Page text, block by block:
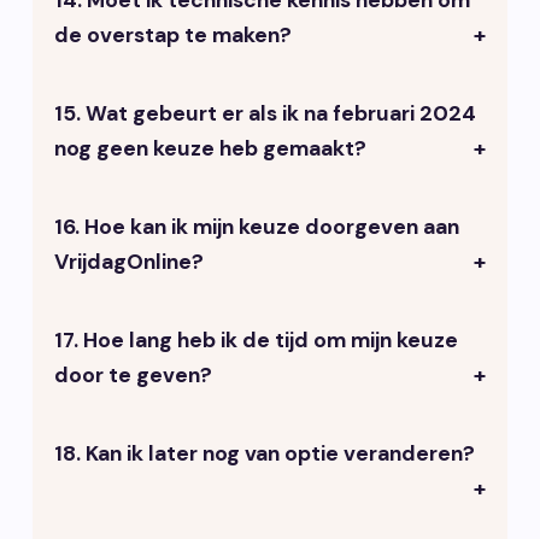
e-mails die automatisch via de
verzonden.
de overstap te maken?
Nee, als je voor de centrale
VrijdagOnline oplossing kiest, wordt
eigen Sendgrid account kiest, is
basiskennis handig, want je moet het
15. Wat gebeurt er als ik na februari 2024
nog geen keuze heb gemaakt?
Je huidige installatie blijft actief, maar
je zult waarschijnlijk problemen
mails vanuit je website.
16. Hoe kan ik mijn keuze doorgeven aan
VrijdagOnline?
Je kunt je keuze doorgeven via de link
in de e-mail.
17. Hoe lang heb ik de tijd om mijn keuze
door te geven?
Het is belangrijk om dit zo snel mogelijk
18. Kan ik later nog van optie veranderen?